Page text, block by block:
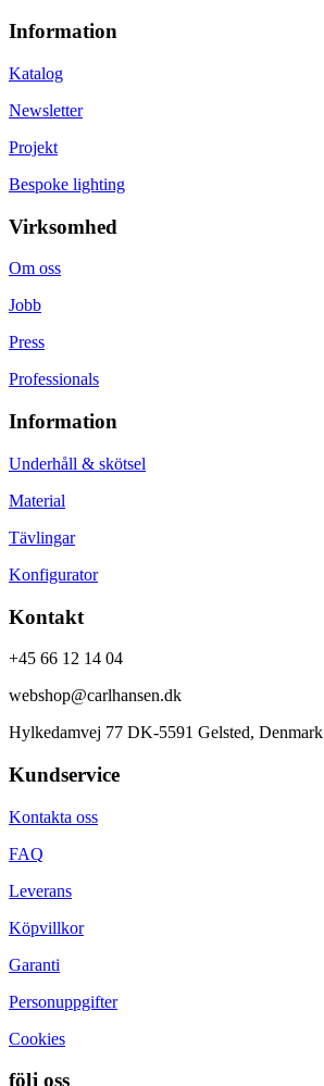
Information
Katalog
Newsletter
Projekt
Bespoke lighting
Virksomhed
Om oss
Jobb
Press
Professionals
Information
Underhåll & skötsel
Material
Tävlingar
Konfigurator
Kontakt
+45 66 12 14 04
webshop@carlhansen.dk
Hylkedamvej 77 DK-5591 Gelsted, Denmark
Kundservice
Kontakta oss
FAQ
Leverans
Köpvillkor
Garanti
Personuppgifter
Cookies
följ oss